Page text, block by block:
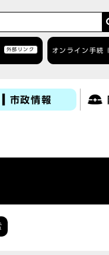
外部リンク オンライン手続
市政情報